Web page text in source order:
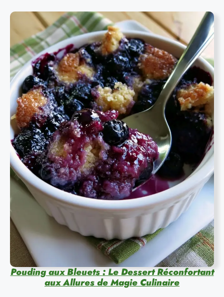
Pouding aux Bleuets : Le Dessert Réconfortant
aux Allures de Magie Culinaire